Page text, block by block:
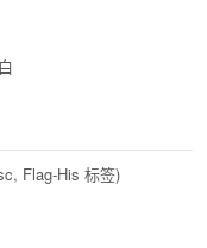
Flag-His 标签)